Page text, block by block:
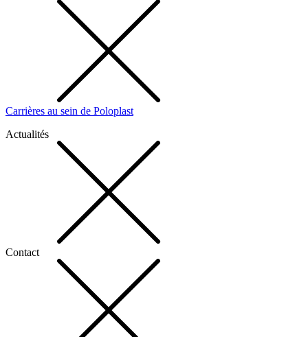
Carrières au sein de Poloplast
Actualités
Contact